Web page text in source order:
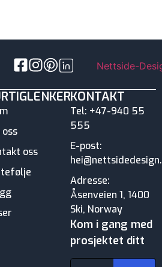
oss
oss
KONTAKT
Tel: +47-940 55
555
E-post:
Adresse:
Åsenveien 1, 1400
Ski, Norway
Kom i gang med
prosjektet ditt